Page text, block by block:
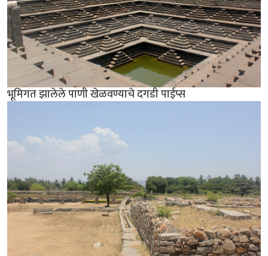
भूमिगत झालेले पाणी खेळवण्याचे दगडी पाईप्स